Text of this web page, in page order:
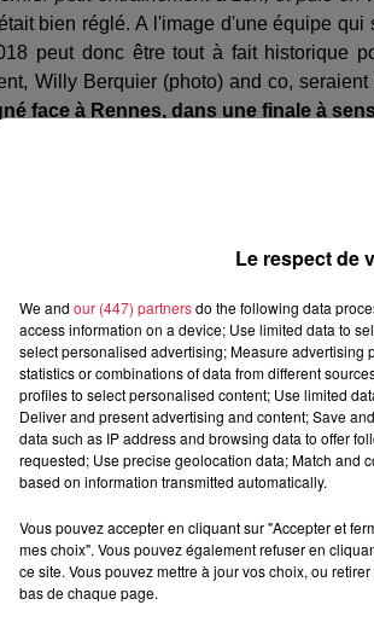
bien réglé. A l'image d'une équipe
peut donc être tout à fait historique
Willy Berquier (photo) and co,
face à Rennes, dans une finale à
cette expérience pour renverser
atmosphère, tu ressens tout ce qui peut
aussi un peu l'impression d'être dans
des Haut-Rhinois peuvent leur
du soir.
quecette saison pourrait bien devenir
non plus sa fierté d'emmener
la finale de la coupe de France contre
Le respect de
We and our (447) partnersdo the following data
access information on a device; Use limited data to
select personalised advertising; Measure advertising
statistics or combinations of data from different
profiles to select personalised content; Use limited
Deliver and present advertising and content; Save
data such as IP address and browsing data to offer
requested; Use precise geolocation data; Match and
based on information transmitted automatically.
Vous pouvez accepter en cliquant sur "Accepter et
mes choix". Vous pouvez également refuser en
ce site. Vous pouvez mettre à jour vos choix, ou
bas de chaque page.